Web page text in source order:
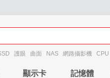
護眼 曲面 NAS 網路攝影機 CPU
顯示卡 記憶體